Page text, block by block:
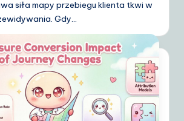
siła mapy przebiegu klienta tkwi w
Gdy…